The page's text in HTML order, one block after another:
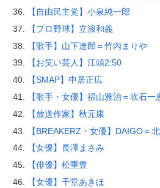
【自由民主党】小泉純一郎
【プロ野球】立浪和義
【歌手】山下達郎＝竹内まりや
【お笑い芸人】江頭2:50
【SMAP】中居正広
【歌手・女優】福山雅治＝吹石一
【放送作家】秋元康
【BREAKERZ・女優】DAIGO＝
【女優】長澤まさみ
【俳優】松重豊
【女優】千堂あきほ